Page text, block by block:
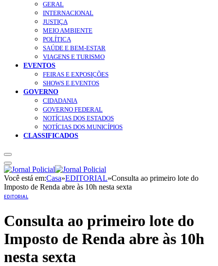
GERAL
INTERNACIONAL
JUSTIÇA
MEIO AMBIENTE
POLÍTICA
SAÚDE E BEM-ESTAR
VIAGENS E TURISMO
EVENTOS
FEIRAS E EXPOSIÇÕES
SHOWS E EVENTOS
GOVERNO
CIDADANIA
GOVERNO FEDERAL
NOTÍCIAS DOS ESTADOS
NOTÍCIAS DOS MUNICÍPIOS
CLASSIFICADOS
Você está em:Casa»EDITORIAL»Consulta ao primeiro lote do
Imposto de Renda abre às 10h nesta sexta
EDITORIAL
Consulta ao primeiro lote do
Imposto de Renda abre às 10h
nesta sexta